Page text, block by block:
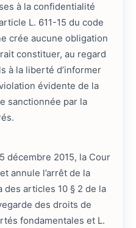
à la confidentialité
L. 611-15 du code
crée aucune obligation
constituer, au regard
à la liberté d’informer
évidente de la
sanctionnée par la
décembre 2015, la Cour
annule l’arrêt de la
des articles 10 § 2 de la
des droits de
fondamentales et L.